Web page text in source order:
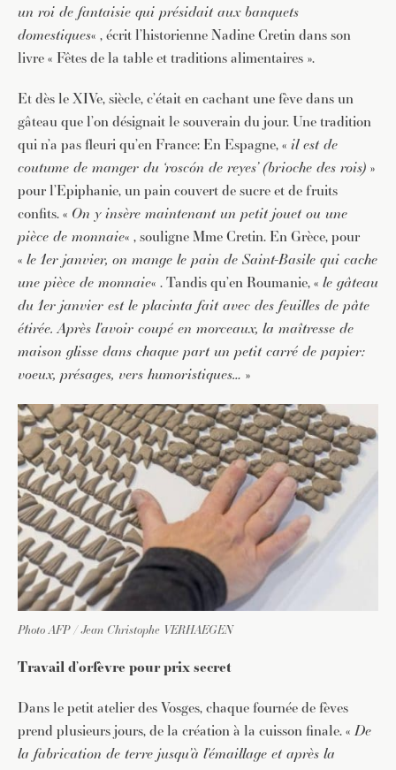
un roi de fantaisie qui présidait aux banquets
domestiques« , écrit l’historienne Nadine Cretin dans son
livre « Fêtes de la table et traditions alimentaires ».
Et dès le XIVe, siècle, c’était en cachant une fève dans un
gâteau que l’on désignait le souverain du jour. Une tradition
qui n’a pas fleuri qu’en France: En Espagne, « il est de
coutume de manger du ‘roscón de reyes’ (brioche des rois) »
pour l’Epiphanie, un pain couvert de sucre et de fruits
confits. « On y insère maintenant un petit jouet ou une
pièce de monnaie« , souligne Mme Cretin. En Grèce, pour
« le 1er janvier, on mange le pain de Saint-Basile qui cache
une pièce de monnaie« . Tandis qu’en Roumanie, « le gâteau
du 1er janvier est le placinta fait avec des feuilles de pâte
étirée. Après l’avoir coupé en morceaux, la maîtresse de
maison glisse dans chaque part un petit carré de papier:
voeux, présages, vers humoristiques… »
Photo AFP / Jean Christophe VERHAEGEN
Travail d’orfèvre pour prix secret
Dans le petit atelier des Vosges, chaque fournée de fèves
prend plusieurs jours, de la création à la cuisson finale. «De
la fabrication de terre jusqu’à l’émaillage et après la